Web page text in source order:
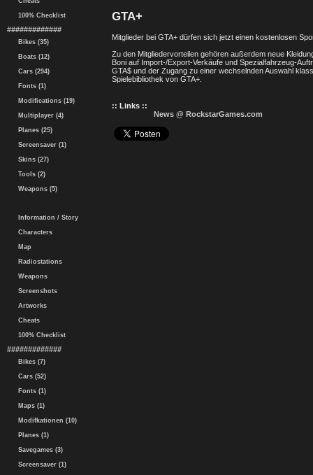
100% Checklist
#############
Bikes (35)
Boats (12)
Cars (294)
Fonts (1)
Modifications (19)
Multiplayer (4)
Planes (25)
Screensaver (1)
Skins (27)
Tools (2)
Weapons (5)
Information / Story
Characters
Map
Radiostations
Weapons
Screenshots
Artworks
Cheats
100% Checklist
#############
Bikes (7)
Cars (52)
Fonts (1)
Maps (1)
Modifkationen (10)
Planes (1)
Savegames (3)
Screensaver (1)
GTA+
Mitglieder bei GTA+ dürfen sich jetzt einen kostenlosen
Zu den Mitgliedervorteilen gehören außerdem neue
Boni auf Import-/Export-Verkäufe und Spezialfahrzeug-
GTA$ und der Zugang zu einer wechselnden Auswahl
Spielebibliothek von GTA+.
:: Links ::
News @ RockstarGames.com